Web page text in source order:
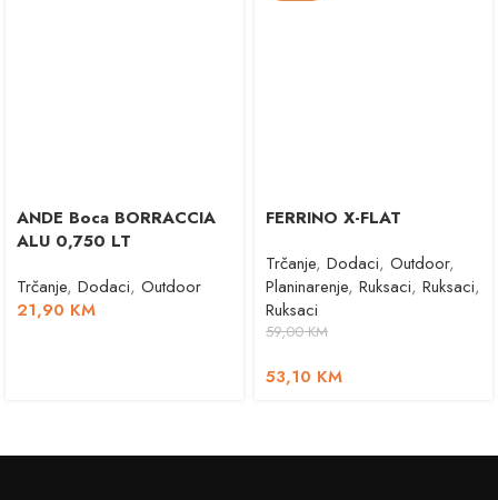
ANDE Boca BORRACCIA
ALU 0,750 LT
Trčanje, Dodaci, Outdoor
21,90 KM
FERRINO X-FLAT
Trčanje, Dodaci, Outdoor,
Planinarenje, Ruksaci, Ruksaci,
Ruksaci
59,00KM
53,10 KM